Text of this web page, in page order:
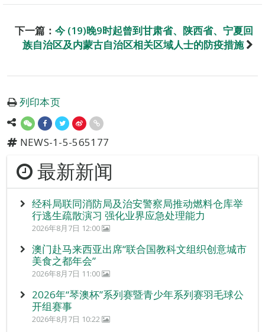
下一篇： 今 (19)晚9时起曾到甘肃省、陕西省、宁夏回
族自治区及内蒙古自治区相关区域人士的防疫措施
列印本页
NEWS-1-5-565177
最新新闻
经科局联同消防局及治安警察局推动燃料仓库举
行逃生疏散演习 强化业界应急处理能力
2026年8月7日 12:00
澳门赴马来西亚出席“联合国教科文组织创意城市
美食之都年会”
2026年8月7日 11:00
2026年“琴澳杯”系列赛暨青少年系列赛羽毛球公
开组赛事
2026年8月7日 10:22